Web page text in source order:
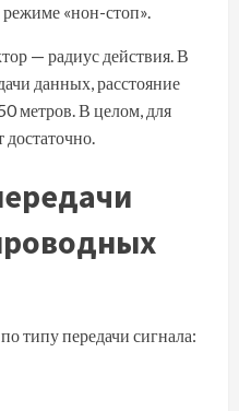
режиме «нон-стоп».
— радиус действия. В
данных, расстояние
метров. В целом, для
достаточно.
типу передачи сигнала: